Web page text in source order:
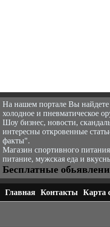
На нашем портале Вы
холодное и пневматическое
Шоу бизнес, новости,
интересны откровенные
факты".
Магазин спортивного
питание, мужская еда и
Бесплатные
Главная Контакты Карта